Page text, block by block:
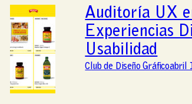
Auditoría UX
Experiencias
Usabilidad
Club de Diseño Gráficoabril